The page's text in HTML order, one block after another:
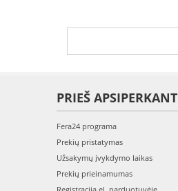
PRIEŠ APSIPERKANT
Fera24 programa
Prekių pristatymas
Užsakymų įvykdymo laikas
Prekių prieinamumas